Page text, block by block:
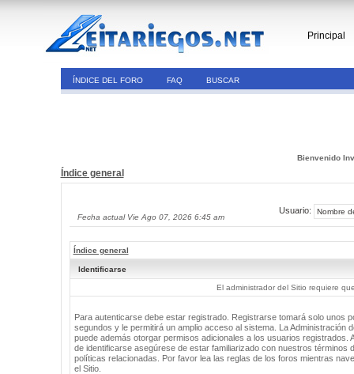
Principal
ÍNDICE DEL FORO FAQ BUSCAR
Bienvenido
Índice general
Fecha actual Vie Ago 07, 2026 6:45 am
Usuario:
Índice general
Identificarse
El administrador del Sitio requiere
Para autenticarse debe estar registrado. Registrarse tomará solo unos
segundos y le permitirá un amplio acceso al sistema. La Administración
puede además otorgar permisos adicionales a los usuarios registrados.
de identificarse asegúrese de estar familiarizado con nuestros términos
políticas relacionadas. Por favor lea las reglas de los foros mientras
el Sitio.